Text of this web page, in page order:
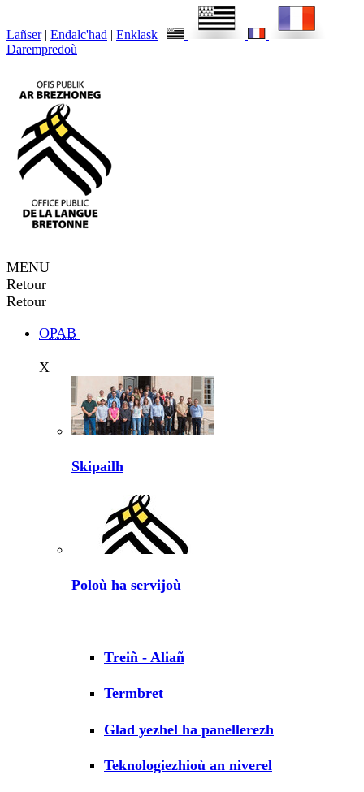
Lañser | Endalc'had | Enklask |
Darempredoù
MENU
Retour
Retour
OPAB
X
Skipailh
Poloù ha servijoù
Treiñ - Aliañ
Termbret
Glad yezhel ha panellerezh
Teknologiezhioù an niverel